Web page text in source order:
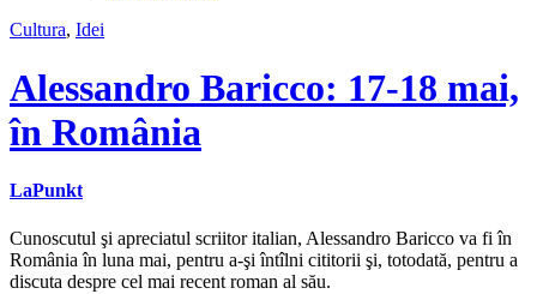
Cultura, Idei
Alessandro Baricco: 17-18 mai,
în România
LaPunkt
Cunoscutul şi apreciatul scriitor italian, Alessandro Baricco va fi în
România în luna mai, pentru a-şi întîlni cititorii şi, totodată, pentru a
discuta despre cel mai recent roman al său.